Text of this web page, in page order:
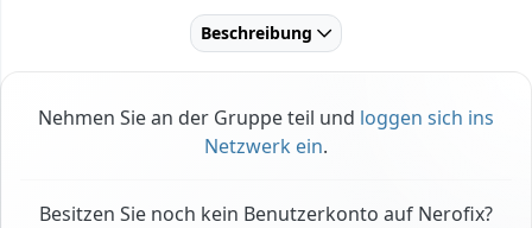
Beschreibung
Nehmen Sie an der Gruppe teil und loggen sich ins
Netzwerk ein.
Besitzen Sie noch kein Benutzerkonto auf Nerofix?